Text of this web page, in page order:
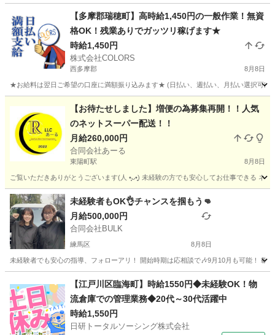
【多摩郡瑞穂町】高時給1,450円の一般作業！無資
格OK！残業ありでガッツリ稼げます★
時給1,450円
株式会社COLORS
西多摩郡 8月8日
★お給料は翌日ご希望の口座に満額振り込みます★ (日払い、週払い、月払い選択可
倉庫 給料
【お待たせしました】増便の為募集再開！！人気
のネットスーパー配送！！
月給260,000円
合同会社あーる
東陽町駅 8月8日
ご覧いただきありがとうございます(⁠人⁠ ⁠•͈⁠ᴗ⁠•͈⁠) 未経験の方でも安心してお仕事できる
東京 江東区 東陽町駅 配送 ネットスーパー
未経験者もOK👌チャンスを掴もう👊
月給500,000円
合同会社BULK
練馬区 8月8日
未経験者でも安心の指導、フォローアリ！ 開始時期は応相談で🎶9月10月も可能！
配送 貨物
【江戸川区臨海町】時給1550円◆未経験OK！物
流倉庫での管理業務◆20代～30代活躍中
時給1,550円
日研トータルソーシング株式会社